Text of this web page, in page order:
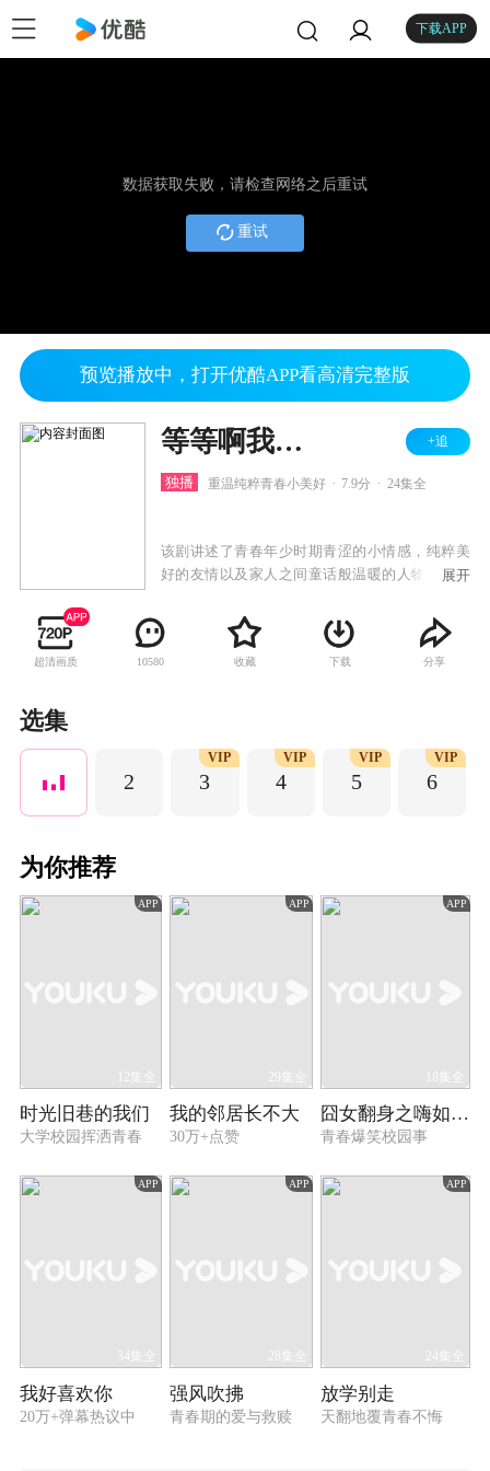
下载APP
数据获取失败，请检查网络之后重试
重试
预览播放中，打开优酷APP看高清完整版
等等啊我的青春 +追
独播 重温纯粹青春小美好 7.9分 24集全
该剧讲述了青春年少时期青涩的小情感，纯粹美
好的友情以及家人之间童话般温暖的人物关系，
棘，在不断追梦的过程中经历成长，收获爱情、
友情的治愈故事。
展开
超清画质 10580 收藏 下载 分享
选集
2 3
VIP
4
VIP
5
VIP
6
VIP
为你推荐
APP
12集全
时光旧巷的我们
大学校园挥洒青春
APP
29集全
我的邻居长不大
30万+点赞
APP
18集全
囧女翻身之嗨如花 第一季
青春爆笑校园事
APP
34集全
我好喜欢你
20万+弹幕热议中
APP
28集全
强风吹拂
青春期的爱与救赎
APP
24集全
放学别走
天翻地覆青春不悔